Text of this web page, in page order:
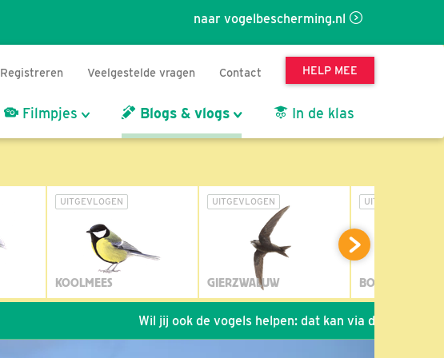
naar vogelbescherming.nl
Registreren Veelgestelde vragen Contact HELP MEE
Filmpjes Blogs & vlogs In de klas
UITGEVLOGEN
KOOLMEES
UITGEVLOGEN
GIERZWALUW
UITGEVLOGEN
BOSUIL
Wil jij ook de vogels helpen: dat kan via de link!